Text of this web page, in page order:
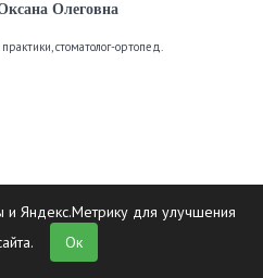
Олеговна
стоматолог-ортопед.
Яндекс.Метрику для улучшения
Ок